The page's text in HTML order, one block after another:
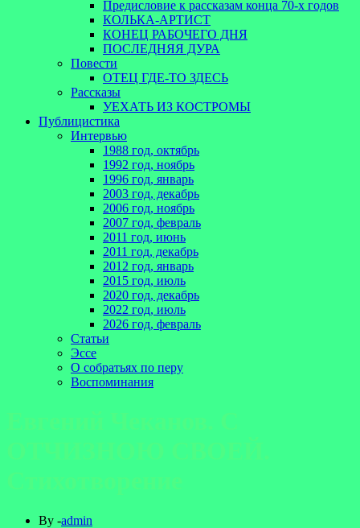
Предисловие к рассказам конца 70-х годов
КОЛЬКА-АРТИСТ
КОНЕЦ РАБОЧЕГО ДНЯ
ПОСЛЕДНЯЯ ДУРА
Повести
ОТЕЦ ГДЕ-ТО ЗДЕСЬ
Рассказы
УЕХАТЬ ИЗ КОСТРОМЫ
Публицистика
Интервью
1988 год, октябрь
1992 год, ноябрь
1996 год, январь
2003 год, декабрь
2006 год, ноябрь
2007 год, февраль
2011 год, июнь
2011 год, декабрь
2012 год, январь
2015 год, июль
2020 год, декабрь
2022 год, июль
2026 год, февраль
Статьи
Эссе
О собратьях по перу
Воспоминания
By -admin